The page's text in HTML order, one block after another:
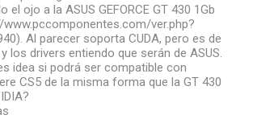
el ojo a la ASUS GEFORCE GT 430 1Gb
ver.php?
Al parecer soporta CUDA, pero es de
y los drivers entiendo que serán de ASUS.
idea si podrá ser compatible con
CS5 de la misma forma que la GT 430